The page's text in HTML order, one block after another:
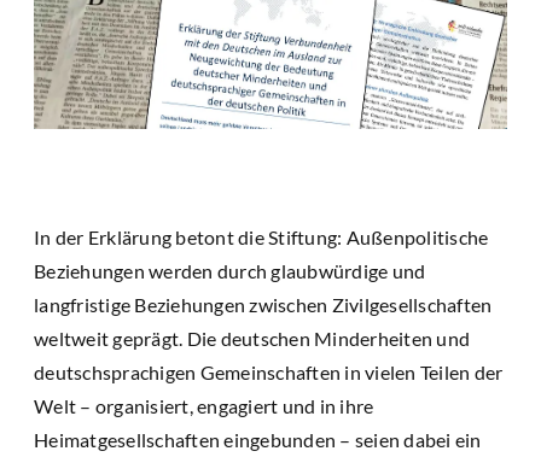
In der Erklärung betont die Stiftung: Außenpolitische
Beziehungen werden durch glaubwürdige und
langfristige Beziehungen zwischen Zivilgesellschaften
weltweit geprägt. Die deutschen Minderheiten und
deutschsprachigen Gemeinschaften in vielen Teilen der
Welt – organisiert, engagiert und in ihre
Heimatgesellschaften eingebunden – seien dabei ein